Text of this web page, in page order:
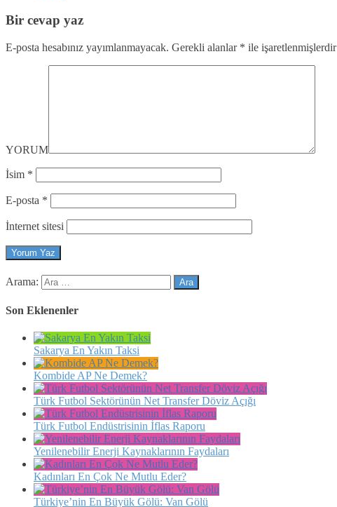
Bir cevap yaz
E-posta hesabınız yayımlanmayacak. Gerekli alanlar * ile işaretlenmişlerdir
YORUM
İsim *
E-posta *
İnternet sitesi
Arama:
Son Eklenenler
Sakarya En Yakın Taksi
Kombide AP Ne Demek?
Türk Futbol Sektörünün Net Transfer Döviz Açığı
Türk Futbol Endüstrisinin İflas Raporu
Yenilenebilir Enerji Kaynaklarının Faydaları
Kadınları En Çok Ne Mutlu Eder?
Türkiye’nin En Büyük Gölü: Van Gölü